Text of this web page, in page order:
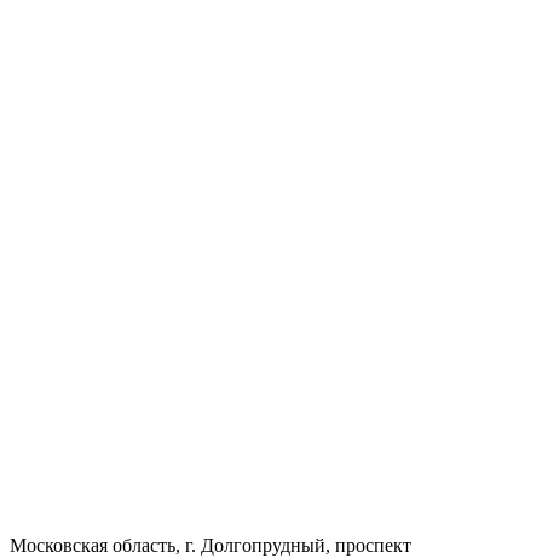
Московская область, г. Долгопрудный, проспект